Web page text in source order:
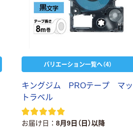
バリエーション一覧へ（4）
キングジム PROテープ マッ
トラベル
お届け日 8月9日（日）以降